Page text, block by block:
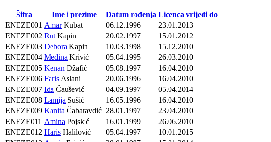
Šifra Ime i prezime Datum rođenja Licenca vrijedi do
ENEZE001 AmarKubat 06.12.1996
23.01.2013
ENEZE002 Rut Kapin 20.02.1997
15.01.2012
ENEZE003 Debora Kapin 10.03.1998
15.12.2010
ENEZE004 Medina Krivić 05.04.1995
26.03.2010
ENEZE005 Kenan Džafić 05.08.1997
16.04.2010
ENEZE006 Faris Aslani 20.06.1996
16.04.2010
ENEZE007 Ida Čaušević 04.09.1997
05.04.2014
ENEZE008 Lamija Sušić 16.05.1996
16.04.2010
ENEZE009 Kanita Čabaravdić 28.01.1997
23.04.2010
ENEZE011 Amina Pojskić 16.01.1999
26.06.2010
ENEZE012 Haris Halilović 05.04.1997
10.01.2015